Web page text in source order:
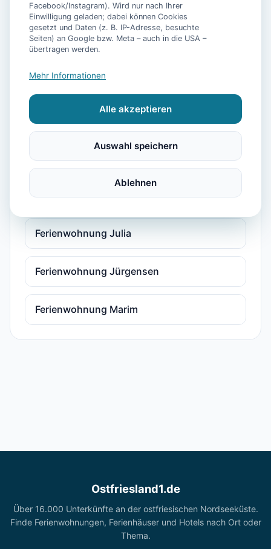
Ferienwohnung *Zur Kleinen Mühle * bis 3
Personen Oberwohnung-
Ferienwohnung für 2 Personen (148 m²) in
Ferienwohnung für max. 4 Personen
Ferienwohnung Julia
Ferienwohnung Jürgensen
Ferienwohnung Marim
Ostfriesland1.de
Über 16.000 Unterkünfte an der ostfriesischen Nordseeküste.
Finde Ferienwohnungen, Ferienhäuser und Hotels nach Ort oder
Thema.
Facebook/Instagram). Wird nur nach Ihrer
Einwilligung geladen; dabei können Cookies
gesetzt und Daten (z. B. IP-Adresse, besuchte
Seiten) an Google bzw. Meta – auch in die USA –
übertragen werden.
Mehr Informationen
Alle akzeptieren
Auswahl speichern
Ablehnen